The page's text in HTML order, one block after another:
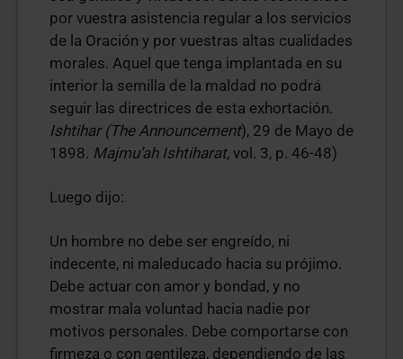
por vuestra asistencia regular a los servicios
de la Oración y por vuestras altas cualidades
morales. Aquel que tenga implantada en su
interior la semilla de la maldad no podrá
seguir las directrices de esta exhortación.
Ishtihar (The Announcement), 29 de Mayo de
1898. Majmu’ah Ishtiharat, vol. 3, p. 46-48)
Luego dijo:
Un hombre no debe ser engreído, ni
indecente, ni maleducado hacia su prójimo.
Debe actuar con amor y bondad, y no
mostrar mala voluntad hacia nadie por
motivos personales. Debe comportarse con
firmeza o con gentileza, dependiendo de las